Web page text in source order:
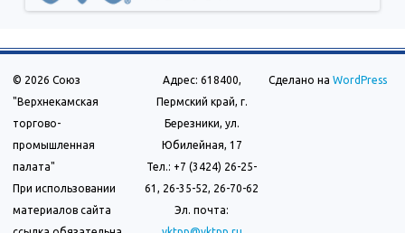
© 2026 Союз
"Верхнекамская
торгово-
промышленная
палата"
При использовании
материалов сайта
Адрес: 618400,
Пермский край, г.
Березники, ул.
Юбилейная, 17
Тел.: +7 (3424) 26-25-
61, 26-35-52, 26-70-62
Эл. почта:
Сделано на WordPress